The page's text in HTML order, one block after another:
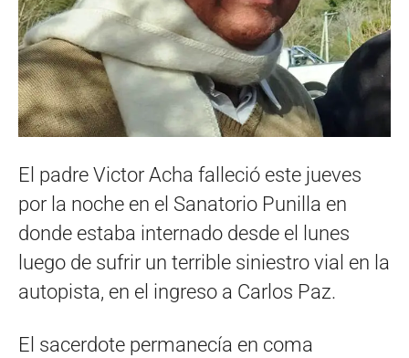
El padre Victor Acha falleció este jueves
por la noche en el Sanatorio Punilla en
donde estaba internado desde el lunes
luego de sufrir un terrible siniestro vial en la
autopista, en el ingreso a Carlos Paz.
El sacerdote permanecía en coma